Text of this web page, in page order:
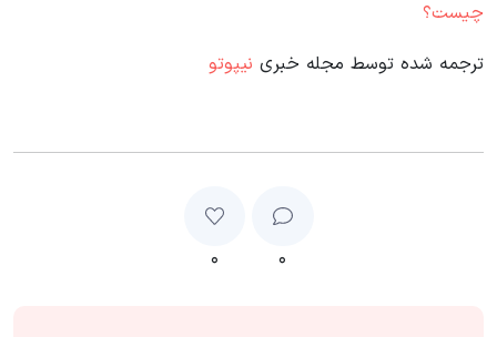
چیست؟
ترجمه شده توسط مجله خبری نیپوتو
۰ ۰